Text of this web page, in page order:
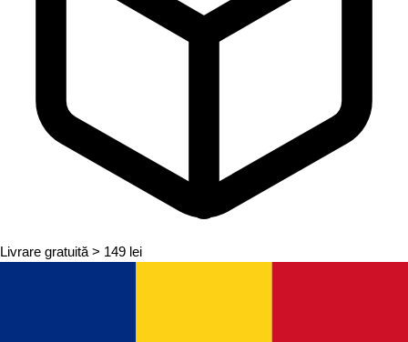
Livrare gratuită > 149 lei